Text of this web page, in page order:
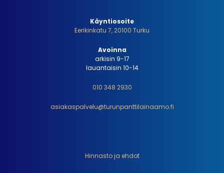
Käyntiosoite
Eerikinkatu 7, 20100 Turku
Avoinna
arkisin 9-17
lauantaisin 10-14
010 348 2930
asiakaspalvelu@turunpanttilainaamo.fi
Hinnasto ja ehdot